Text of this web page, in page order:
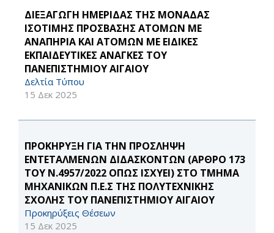
ΔΙΕΞΑΓΩΓΗ ΗΜΕΡΙΔΑΣ ΤΗΣ ΜΟΝΑΔΑΣ
ΙΣΟΤΙΜΗΣ ΠΡΟΣΒΑΣΗΣ ΑΤΟΜΩΝ ΜΕ
ΑΝΑΠΗΡΙΑ ΚΑΙ ΑΤΟΜΩΝ ΜΕ ΕΙΔΙΚΕΣ
ΕΚΠΑΙΔΕΥΤΙΚΕΣ ΑΝΑΓΚΕΣ ΤΟΥ
ΠΑΝΕΠΙΣΤΗΜΙΟΥ ΑΙΓΑΙΟΥ
Δελτία Τύπου
15 Δεκ 2025
ΠΡΟΚΗΡΥΞΗ ΓΙΑ ΤΗΝ ΠΡΟΣΛΗΨΗ
ΕΝΤΕΤΑΛΜΕΝΩΝ ΔΙΔΑΣΚΟΝΤΩΝ (ΑΡΘΡΟ 173
ΤΟΥ Ν.4957/2022 ΟΠΩΣ ΙΣΧΥΕΙ) ΣΤΟ ΤΜΗΜΑ
ΜΗΧΑΝΙΚΩΝ Π.Ε.Σ ΤΗΣ ΠΟΛΥΤΕΧΝΙΚΗΣ
ΣΧΟΛΗΣ ΤΟΥ ΠΑΝΕΠΙΣΤΗΜΙΟΥ ΑΙΓΑΙΟΥ
Προκηρύξεις Θέσεων
15 Δεκ 2025